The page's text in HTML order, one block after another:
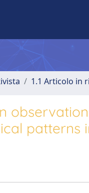
1.1 Articolo in
patterns